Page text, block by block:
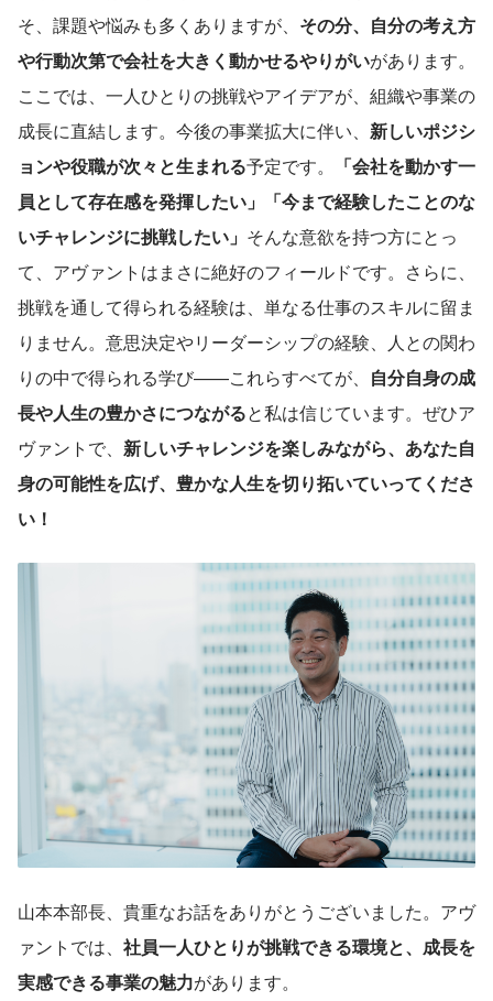
そ、課題や悩みも多くありますが、 その分、自分の考え方
や行動次第で会社を大きく動かせるやりがいがあります。
ここでは、一人ひとりの挑戦やアイデアが、組織や事業の
成長に直結します。今後の事業拡大に伴い、 新しいポジシ
ョンや役職が次々と生まれる予定です。
「会社を動かす一
員として存在感を発揮したい」「今まで経験したことのな
いチャレンジに挑戦したい」 そんな意欲を持つ方にとっ
て、アヴァントはまさに絶好のフィールドです。さらに、
挑戦を通して得られる経験は、単なる仕事のスキルに留ま
りません。意思決定やリーダーシップの経験、人との関わ
りの中で得られる学び——これらすべてが、 自分自身の成
長や人生の豊かさにつながると私は信じています。ぜひア
ヴァントで、 新しいチャレンジを楽しみながら、あなた自
身の可能性を広げ、豊かな人生を切り拓いていってくださ
い！
山本本部長、貴重なお話をありがとうございました。アヴ
ァントでは、 社員一人ひとりが挑戦できる環境と、成長を
実感できる事業の魅力があります。